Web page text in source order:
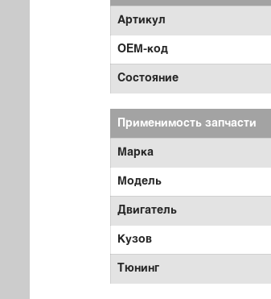
Артикул
OEM-код
Состояние
Применимость запчасти
Марка
Модель
Двигатель
Кузов
Тюнинг